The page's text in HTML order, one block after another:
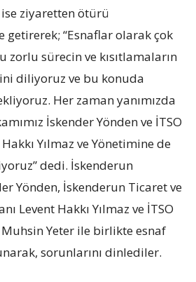
ziyaretten ötürü
“Esnaflar olarak çok
zorlu sürecin ve kısıtlamaların
diliyoruz ve bu konuda
Her zaman yanımızda
İskender Yönden ve İTSO
Yılmaz ve Yönetimine de
dedi. İskenderun
Yönden, İskenderun Ticaret ve
Levent Hakkı Yılmaz ve İTSO
Muhsin Yeter ile birlikte esnaf
sorunlarını dinlediler.